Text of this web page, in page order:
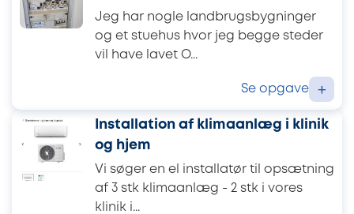
Jeg har nogle landbrugsbygninger
og et stuehus hvor jeg begge steder
vil have lavet O...
Se opgave +
Installation af klimaanlæg i klinik
og hjem
Vi søger en el installatør til opsætning
af 3 stk klimaanlæg - 2 stk i vores
klinik i...